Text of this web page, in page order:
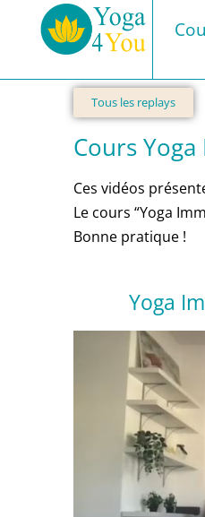
Tous les replays
Cours
Ces vidéos
Le cours “Yoga
Bonne pratique !
Yoga